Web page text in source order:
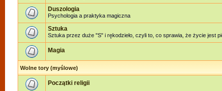
Duszologia
Psychologia a praktyka magiczna
Sztuka
Sztuka przez duże "S" i rękodzieło, czyli to, co sprawia, że życie jest
Magia
Wolne tory (myślowe)
Początki religii